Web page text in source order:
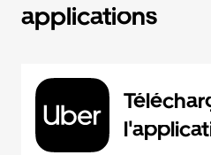
applications